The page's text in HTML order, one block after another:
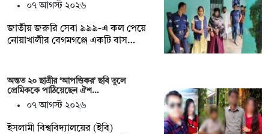
০৭ আগস্ট ২০২৬
জাতীয় জরুরি সেবা ৯৯৯-এ কল পেয়ে
নোয়াখালীর বেগমগঞ্জে একটি বাস…
অন্তত ২০ ছাত্রীর ‘আপত্তিকর’ ছবি তুলে
প্রেমিককে পাঠিয়েছেন ঐশ…
০৭ আগস্ট ২০২৬
ইসলামী বিশ্ববিদ্যালয়ের (ইবি)